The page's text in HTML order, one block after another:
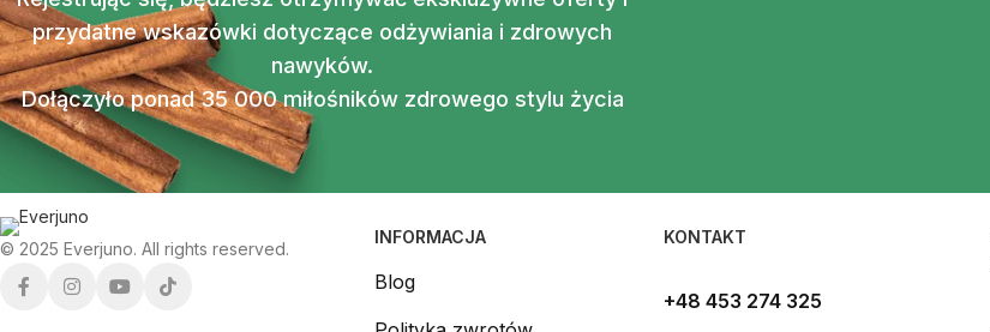
przydatne wskazówki dotyczące odżywiania i zdrowych
nawyków.
Dołączyło ponad 35 000 miłośników zdrowego stylu życia
© 2025 Everjuno. All rights reserved.
INFORMACJA
Blog
KONTAKT
+48 453 274 325